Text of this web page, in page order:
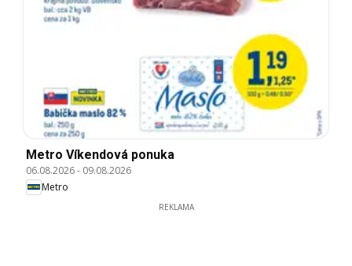
Metro Víkendová ponuka
06.08.2026- 09.08.2026
Metro
REKLAMA